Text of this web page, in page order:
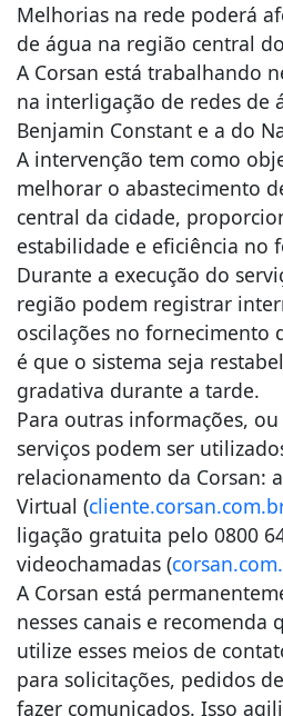
Melhorias na rede poderá
de água na região central
A Corsan está trabalhando
na interligação de redes de
Benjamin Constant e a do
A intervenção tem como
melhorar o abastecimento
central da cidade,
estabilidade e eficiência no
Durante a execução do
região podem registrar
oscilações no fornecimento
é que o sistema seja
gradativa durante a tarde.
Para outras informações,
serviços podem ser
relacionamento da Corsan:
Virtual (
ligação gratuita pelo 0800
videochamadas (
A Corsan está
nesses canais e recomenda
utilize esses meios de
para solicitações, pedidos
fazer comunicados. Isso